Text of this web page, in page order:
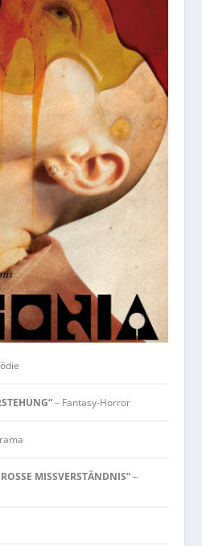
– Fantasy-Horror
MISSVERSTÄNDNIS“–